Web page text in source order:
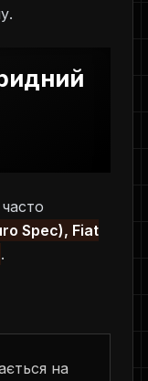
Spec), Fiat
.
на